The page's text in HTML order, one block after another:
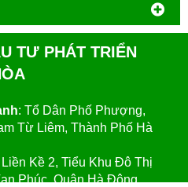
TƯ PHÁT TRIỂN
: Tổ Dân Phố Phượng,
Từ Liêm, Thành Phố Hà
Liền Kề 2, Tiểu Khu Đô Thị
Phúc, Quận Hà Đông,